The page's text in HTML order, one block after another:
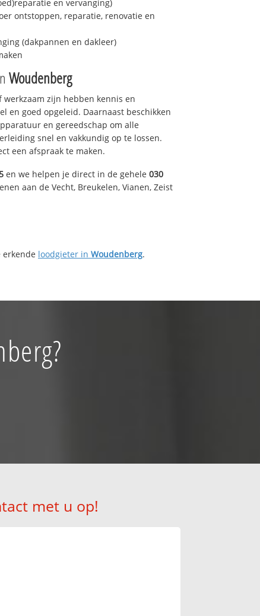
en vervanging)
ontstoppen, reparatie, renovatie en
(dakpannen en dakleer)
Woudenberg
zijn hebben kennis en
en goed opgeleid. Daarnaast beschikken
en gereedschap om alle
snel en vakkundig op te lossen.
een afspraak te maken.
en we helpen je direct in de gehele 030
aan de Vecht, Breukelen, Vianen, Zeist
erkende loodgieter in Woudenberg.
met u op!